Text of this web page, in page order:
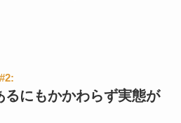
るにもかかわらず実態が